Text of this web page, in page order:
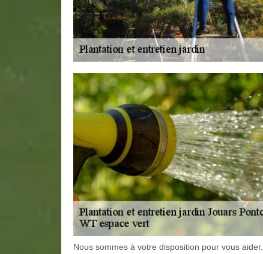
Nous sommes à votre disposition pour vous aider.